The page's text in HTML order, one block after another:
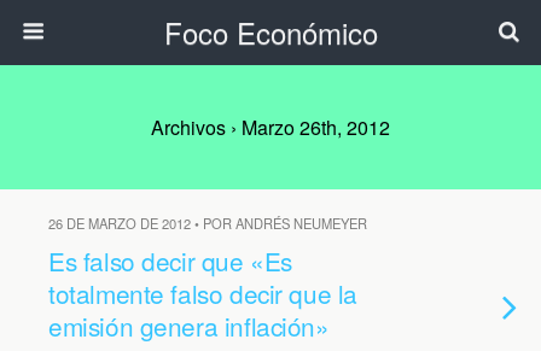
Foco Económico
Archivos › Marzo 26th, 2012
26 DE MARZO DE 2012 • POR ANDRÉS NEUMEYER
Es falso decir que «Es
totalmente falso decir que la
emisión genera inflación»